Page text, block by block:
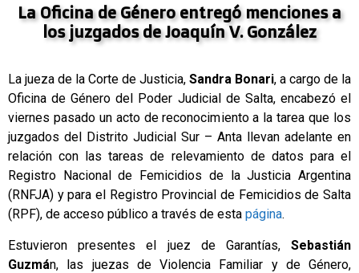
La Oficina de Género entregó menciones a
los juzgados de Joaquín V. González
La jueza de la Corte de Justicia, Sandra Bonari, a cargo de la
Oficina de Género del Poder Judicial de Salta, encabezó el
viernes pasado un acto de reconocimiento a la tarea que los
juzgados del Distrito Judicial Sur – Anta llevan adelante en
relación con las tareas de relevamiento de datos para el
Registro Nacional de Femicidios de la Justicia Argentina
(RNFJA) y para el Registro Provincial de Femicidios de Salta
(RPF), de acceso público a través de esta página.
Estuvieron presentes el juez de Garantías, Sebastián
Guzmán, las juezas de Violencia Familiar y de Género,